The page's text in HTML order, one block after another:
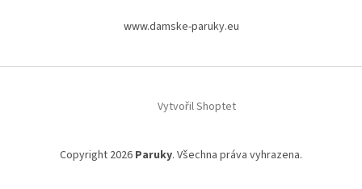
www.damske-paruky.eu
Vytvořil Shoptet
Copyright 2026 Paruky. Všechna práva vyhrazena.